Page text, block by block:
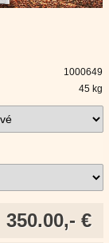
1000649
45 kg
350.00,- €